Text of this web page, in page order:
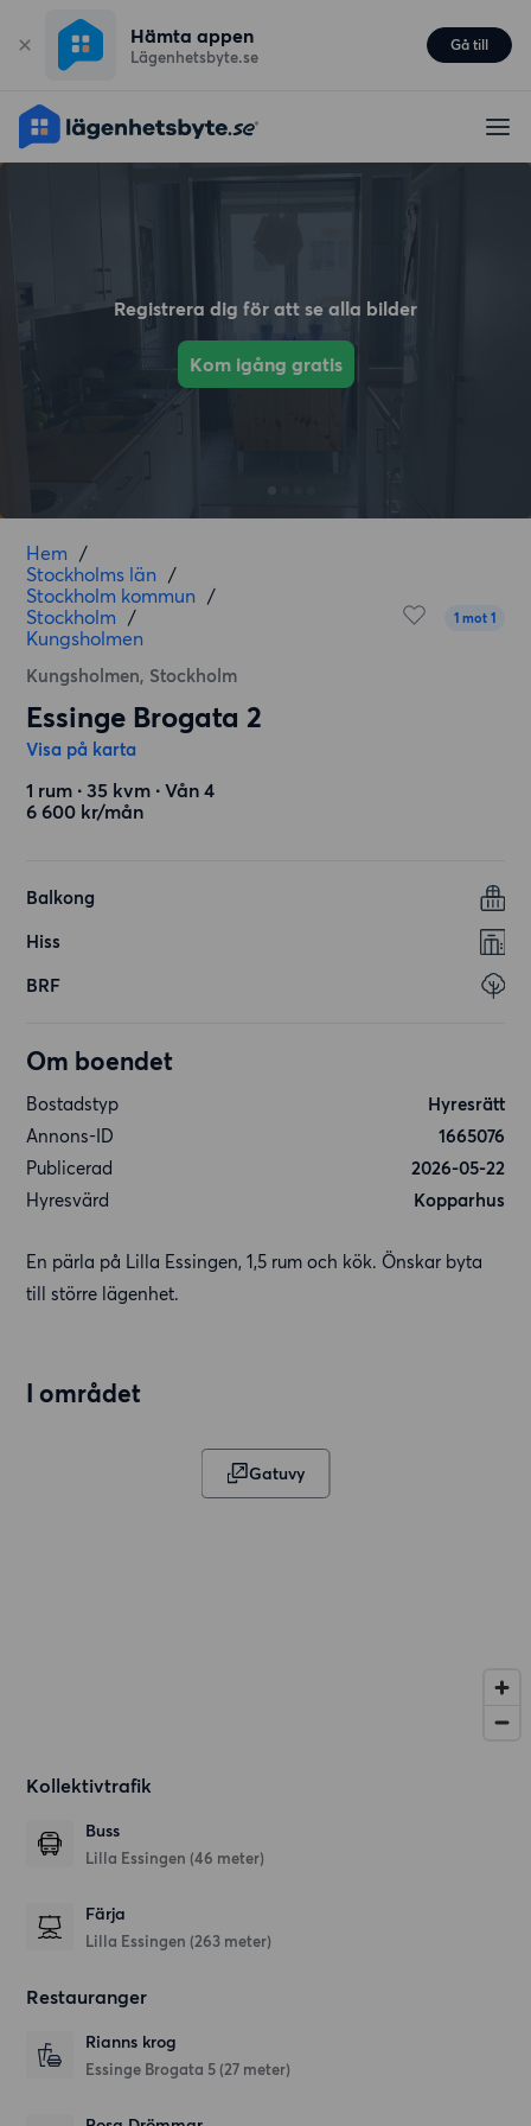
Hämta appen
Lägenhetsbyte.se
Gå till
Registrera dig för att se alla bilder
Kom igång gratis
Hem /
Stockholms län /
Stockholm kommun /
Stockholm /
Kungsholmen
Kungsholmen, Stockholm
1 mot 1
Essinge Brogata 2
Visa på karta
1 rum ∙ 35 kvm ∙ Vån 4
6 600 kr/mån
Balkong
Hiss
BRF
Om boendet
Bostadstyp
Hyresrätt
Annons-ID
1665076
Publicerad
2026-05-22
Hyresvärd
Kopparhus
En pärla på Lilla Essingen, 1,5 rum och kök. Önskar byta
till större lägenhet.
I området
Gatuvy
Kollektivtrafik
Buss
Lilla Essingen (46 meter)
Färja
Lilla Essingen (263 meter)
Restauranger
Rianns krog
Essinge Brogata 5 (27 meter)